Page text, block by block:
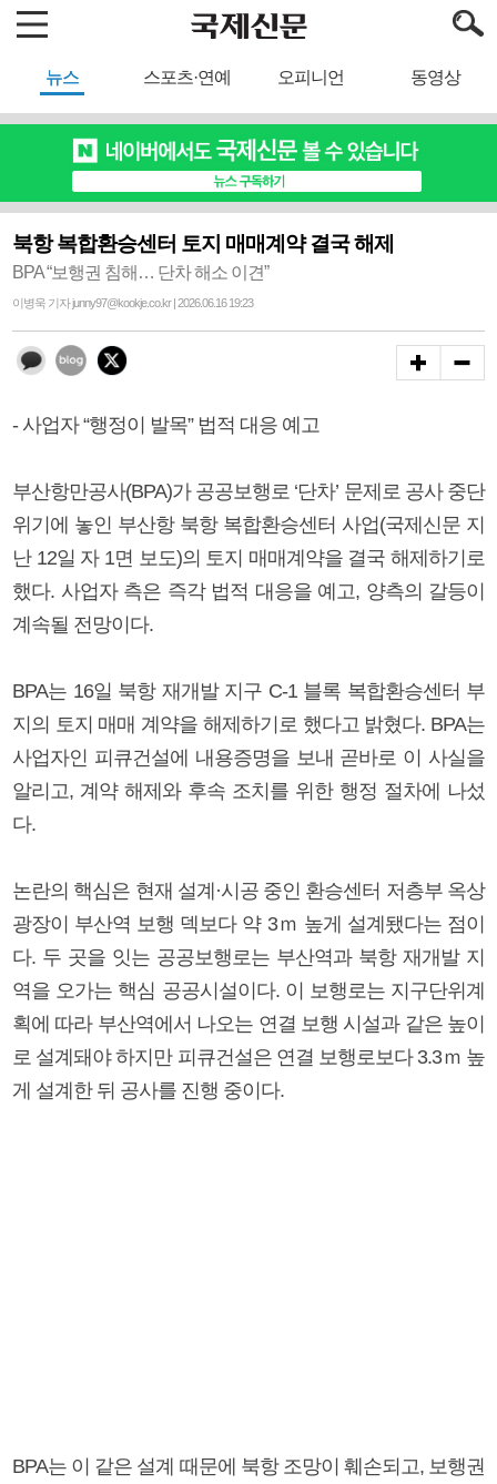
뉴스 스포츠·연예 오피니언 동영상
북항 복합환승센터 토지 매매계약 결국 해제
BPA “보행권 침해… 단차 해소 이견”
이병욱 기자 junny97@kookje.co.kr | 2026.06.16 19:23
- 사업자 “행정이 발목” 법적 대응 예고
부산항만공사(BPA)가 공공보행로 ‘단차’ 문제로 공사 중단
위기에 놓인 부산항 북항 복합환승센터 사업(국제신문 지
난 12일 자 1면 보도)의 토지 매매계약을 결국 해제하기로
했다. 사업자 측은 즉각 법적 대응을 예고, 양측의 갈등이
계속될 전망이다.
BPA는 16일 북항 재개발 지구 C-1 블록 복합환승센터 부
지의 토지 매매 계약을 해제하기로 했다고 밝혔다. BPA는
사업자인 피큐건설에 내용증명을 보내 곧바로 이 사실을
알리고, 계약 해제와 후속 조치를 위한 행정 절차에 나섰
다.
논란의 핵심은 현재 설계·시공 중인 환승센터 저층부 옥상
광장이 부산역 보행 덱보다 약 3ｍ 높게 설계됐다는 점이
다. 두 곳을 잇는 공공보행로는 부산역과 북항 재개발 지
역을 오가는 핵심 공공시설이다. 이 보행로는 지구단위계
획에 따라 부산역에서 나오는 연결 보행 시설과 같은 높이
로 설계돼야 하지만 피큐건설은 연결 보행로보다 3.3ｍ 높
게 설계한 뒤 공사를 진행 중이다.
BPA는 이 같은 설계 때문에 북항 조망이 훼손되고, 보행권